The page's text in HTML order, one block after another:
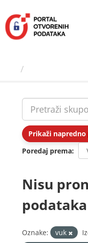
sadržaj
Prikaži
Poredaj prema
Nisu
podataka
Oznake: vuk